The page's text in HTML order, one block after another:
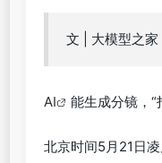
文 | 大模型之家
AI 能生成分镜，“
北京时间5月21日